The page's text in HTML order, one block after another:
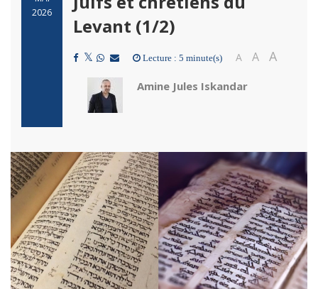
2026
Levant (1/2)
Lecture : 5 minute(s) A A A
Amine Jules Iskandar